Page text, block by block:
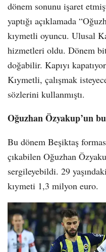
dönem sonunu işaret
yaptığı açıklamada
kıymetli oyuncu. Ulusal
hizmetleri oldu. Dönem
doğabilir. Kapıyı
Kıymetli, çalışmak
sözlerini kullanmıştı.
Oğuzhan Özyakup’un
Bu dönem Beşiktaş
çıkabilen Oğuzhan
sergileyebildi. 29
kıymeti 1,3 milyon euro.